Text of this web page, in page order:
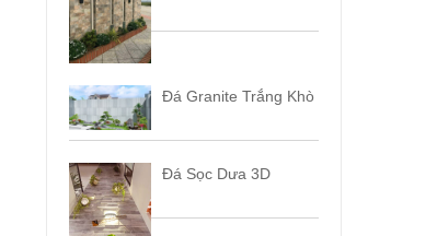
Đá Granite Trắng Khò
Đá Sọc Dưa 3D